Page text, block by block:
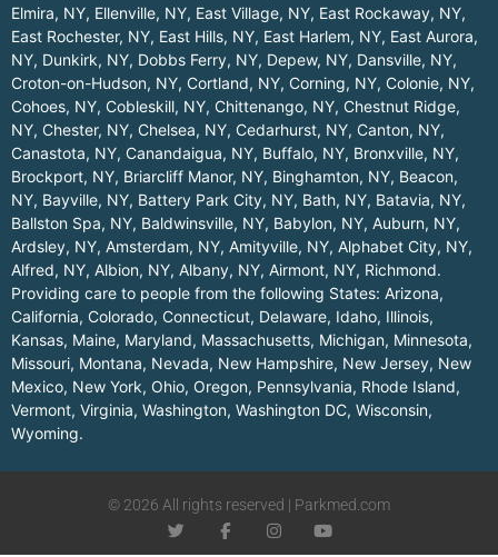
Elmira, NY, Ellenville, NY, East Village, NY, East Rockaway, NY,
East Rochester, NY, East Hills, NY, East Harlem, NY, East Aurora,
NY, Dunkirk, NY, Dobbs Ferry, NY, Depew, NY, Dansville, NY,
Croton-on-Hudson, NY, Cortland, NY, Corning, NY, Colonie, NY,
Cohoes, NY, Cobleskill, NY, Chittenango, NY, Chestnut Ridge,
NY, Chester, NY, Chelsea, NY, Cedarhurst, NY, Canton, NY,
Canastota, NY, Canandaigua, NY, Buffalo, NY, Bronxville, NY,
Brockport, NY, Briarcliff Manor, NY, Binghamton, NY, Beacon,
NY, Bayville, NY, Battery Park City, NY, Bath, NY, Batavia, NY,
Ballston Spa, NY, Baldwinsville, NY, Babylon, NY, Auburn, NY,
Ardsley, NY, Amsterdam, NY, Amityville, NY, Alphabet City, NY,
Alfred, NY, Albion, NY, Albany, NY, Airmont, NY, Richmond.
Providing care to people from the following States: Arizona,
California, Colorado, Connecticut, Delaware, Idaho, Illinois,
Kansas, Maine, Maryland, Massachusetts, Michigan, Minnesota,
Missouri, Montana, Nevada, New Hampshire, New Jersey, New
Mexico, New York, Ohio, Oregon, Pennsylvania, Rhode Island,
Vermont, Virginia, Washington, Washington DC, Wisconsin,
Wyoming.
© 2026 All rights reserved | Parkmed.com